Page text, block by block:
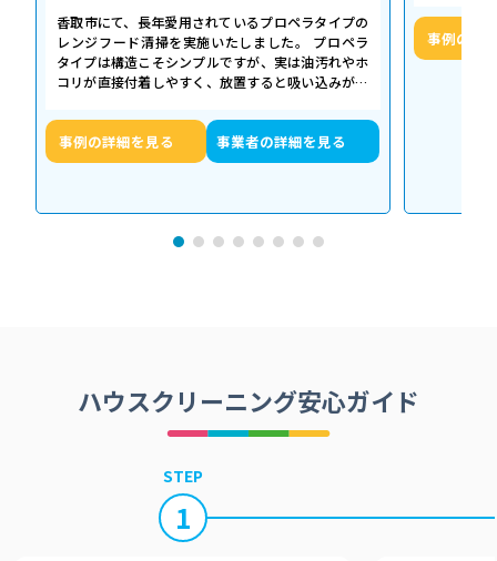
香取市にて、長年愛用されているプロペラタイプの
レンジフード清掃を実施いたしました。 プロペラ
タイプは構造こそシンプルですが、実は油汚れやホ
コリが直接付着しやすく、放置すると吸い込みが悪
事例の詳細を見る 事業者の詳細を見る
事例の詳
ハウスクリーニング安心ガイド
STEP
1